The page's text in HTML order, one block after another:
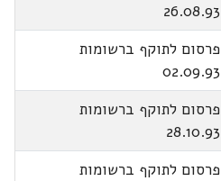
26.08.93
פרסום לתוקף ברשומות
02.09.93
פרסום לתוקף ברשומות
28.10.93
פרסום לתוקף ברשומות